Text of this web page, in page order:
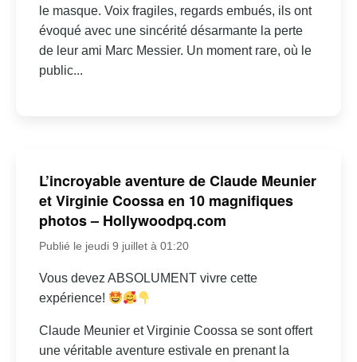
le masque. Voix fragiles, regards embués, ils ont
évoqué avec une sincérité désarmante la perte
de leur ami Marc Messier. Un moment rare, où le
public...
L’incroyable aventure de Claude Meunier
et Virginie Coossa en 10 magnifiques
photos – Hollywoodpq.com
Publié le jeudi 9 juillet à 01:20
Vous devez ABSOLUMENT vivre cette
expérience!
Claude Meunier et Virginie Coossa se sont offert
une véritable aventure estivale en prenant la